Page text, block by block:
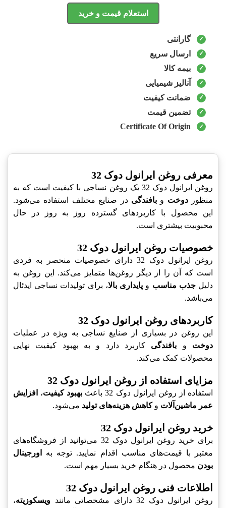
استعلام قیمت و خرید
گارانتی
ارسال سریع
بیمه کالا
آنالیز شیمیایی
ضمانت کیفیت
تضمین قیمت
Certificate Of Origin
معرفی روغن ایرانول دوک 32
روغن ایرانول دوک 32 یک روغن نساجی با کیفیت است که به
منظوردوخت وبافندگی در صنایع مختلف استفاده می‌شود.
این محصول با کاربردهای گسترده روز به روز در حال
محبوبیت بیشتری است.
خصوصیات روغن ایرانول دوک 32
روغن ایرانول دوک 32 دارای خصوصیات منحصر به فردی
است که آن را از دیگر روغن‌ها متمایز می‌کند. این روغن به
دلیلجذب مناسب و پایداری بالا، برای تولیدات نساجی ایدئال
می‌باشد.
کاربردهای روغن ایرانول دوک 32
این روغن در بسیاری از صنایع نساجی به ویژه در عملیات
دوخت و بافندگی کاربرد دارد و به بهبود کیفیت نهایی
محصولات کمک می‌کند.
مزایای استفاده از روغن ایرانول دوک 32
استفاده از روغن ایرانول دوک 32 باعث بهبود کیفیت، افزایش
عمر ماشین‌آلات وکاهش هزینه‌های تولید می‌شود.
خرید روغن ایرانول دوک 32
برای خرید روغن ایرانول دوک 32 می‌توانید از فروشگاه‌های
معتبر با قیمت‌های مناسب اقدام نمایید. توجه به
اورجینال
بودن محصول در هنگام خرید بسیار مهم است.
اطلاعات فنی روغن ایرانول دوک 32
روغن ایرانول دوک 32 دارای مشخصاتی مانند ویسکوزیته،